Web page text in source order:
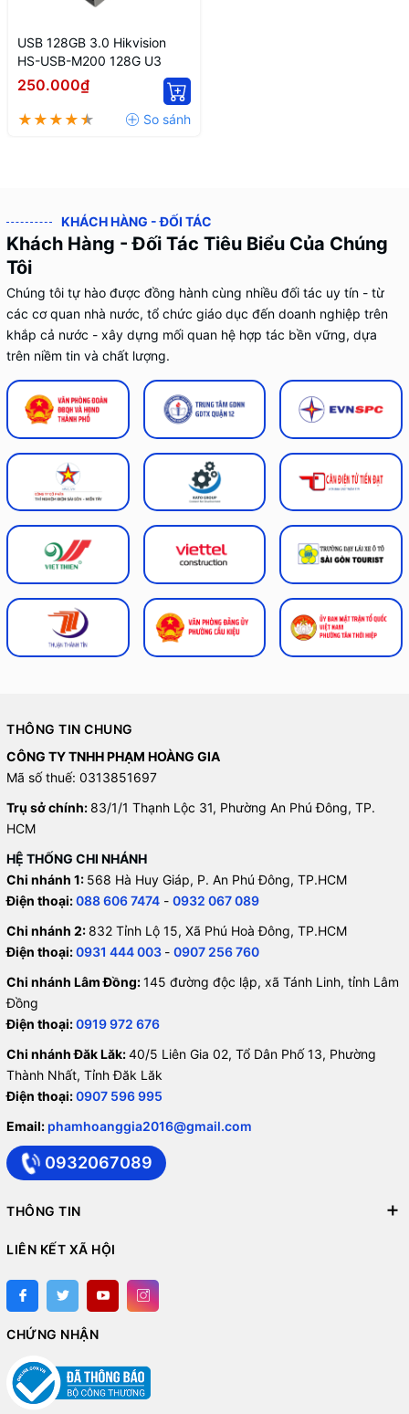
USB 128GB 3.0 Hikvision
HS-USB-M200 128G U3
250.000₫
KHÁCH HÀNG - ĐỐI TÁC
Khách Hàng - Đối Tác Tiêu Biểu Của Chúng
Tôi
Chúng tôi tự hào được đồng hành cùng nhiều đối tác uy tín - từ
các cơ quan nhà nước, tổ chức giáo dục đến doanh nghiệp trên
khắp cả nước - xây dựng mối quan hệ hợp tác bền vững, dựa
trên niềm tin và chất lượng.
THÔNG TIN CHUNG
CÔNG TY TNHH PHẠM HOÀNG GIA
Mã số thuế: 0313851697
Trụ sở chính: 83/1/1 Thạnh Lộc 31, Phường An Phú Đông, TP.
HCM
HỆ THỐNG CHI NHÁNH
Chi nhánh 1: 568 Hà Huy Giáp, P. An Phú Đông, TP.HCM
Điện thoại:088 606 7474 - 0932 067 089
Chi nhánh 2: 832 Tỉnh Lộ 15, Xã Phú Hoà Đông, TP.HCM
Điện thoại:0931 444 003 - 0907 256 760
Chi nhánh Lâm Đồng:145 đường độc lập, xã Tánh Linh, tỉnh Lâm
Đồng
Điện thoại:0919 972 676
Chi nhánh Đăk Lăk:40/5 Liên Gia 02, Tổ Dân Phố 13, Phường
Thành Nhất, Tỉnh Đăk Lăk
Điện thoại:0907 596 995
Email: phamhoanggia2016@gmail.com
0932067089
THÔNG TIN
LIÊN KẾT XÃ HỘI
CHỨNG NHẬN